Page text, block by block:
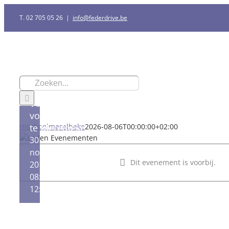
inhoud
T. 02 705 05 26 | info@federdrive.be
Zoeken
naar:
rijschoolmerelbeke2026-08-06T00:00:00+02:00
Dit evenement is voorbij.
Vormingsmoment
voor begeleider(s)
te Merelbeke
30
november
2019 -
08:30
12:00